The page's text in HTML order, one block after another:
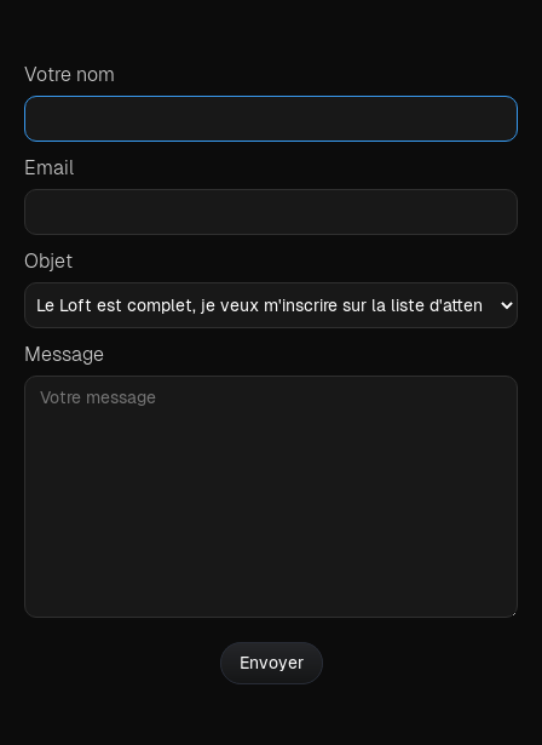
Votre nom
Email
Objet
Message